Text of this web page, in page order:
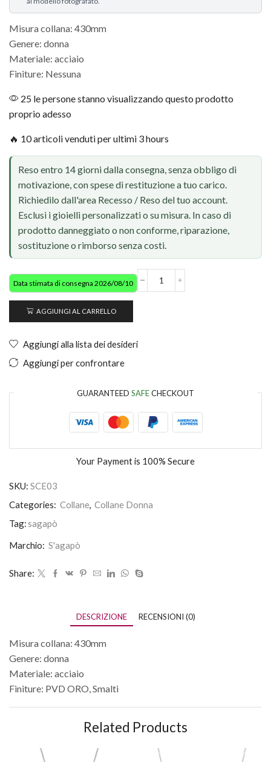
Misura collana: 430mm
Genere: donna
Materiale: acciaio
Finiture: Nessuna
25 le persone stanno visualizzando questo prodotto
proprio adesso
🔥 10 articoli venduti per ultimi 3 hours
Reso entro 14 giorni dalla consegna, senza obbligo di
motivazione, con spese di restituzione a tuo carico.
Richiedilo dall'area Recesso / Reso del tuo account.
Esclusi i gioielli personalizzati o su misura. In caso di
prodotto danneggiato o non conforme, riparazione,
sostituzione o rimborso senza costi.
Data stimata di consegna 2026/08/10
AGGIUNGI AL CARRELLO
Aggiungi alla lista dei desideri
Aggiungi per confrontare
GUARANTEED SAFECHECKOUT
Your Payment is 100% Secure
SKU: SCE03
Categories: Collane, Collane Donna
Tag:sagapò
Marchio: S'agapò
Share:
DESCRIZIONE RECENSIONI (0)
Misura collana: 430mm
Genere: donna
Materiale: acciaio
Finiture: PVD ORO, Smalti
Related Products